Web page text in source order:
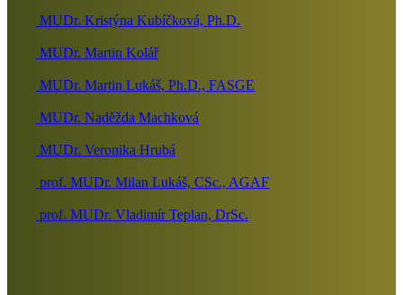
MUDr. Kristýna Kubíčková, Ph.D.
MUDr. Martin Kolář
MUDr. Martin Lukáš, Ph.D., FASGE
MUDr. Naděžda Machková
MUDr. Veronika Hrubá
prof. MUDr. Milan Lukáš, CSc., AGAF
prof. MUDr. Vladimír Teplan, DrSc.